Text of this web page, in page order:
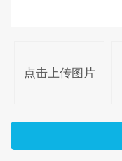
点击上传图片